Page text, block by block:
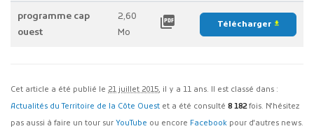
programme cap
ouest
2,60
Mo
picture_as_pdf Télécharger file_download
Cet article a été publié le 21 juillet 2015, il y a 11 ans. Il est classé dans :
Actualités du Territoire de la Côte Ouest et a été consulté 8 182fois. N'hésitez
pas aussi à faire un tour sur YouTube ou encore Facebook pour d'autres news.